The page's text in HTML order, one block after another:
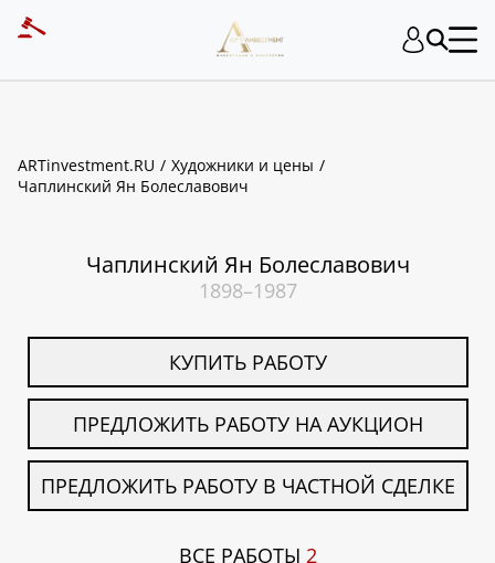
ARTinvestment.RU
Художники и цены
Чаплинский Ян Болеславович
Чаплинский Ян Болеславович
1898–1987
КУПИТЬ РАБОТУ
ПРЕДЛОЖИТЬ РАБОТУ НА АУКЦИОН
ПРЕДЛОЖИТЬ РАБОТУ В ЧАСТНОЙ СДЕЛКЕ
ВСЕ РАБОТЫ 2